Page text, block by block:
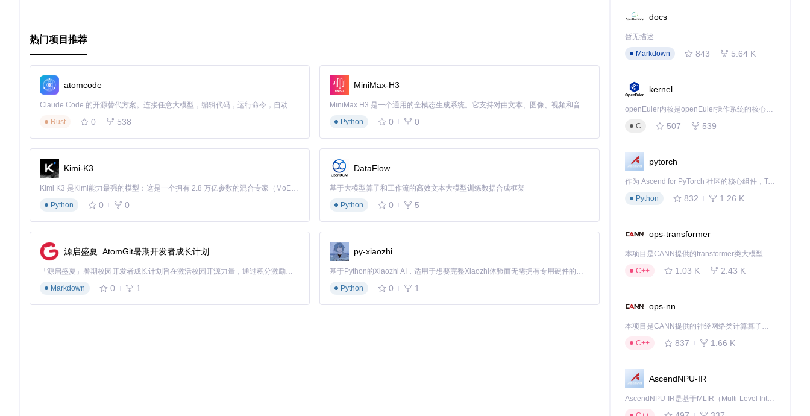
热门项目推荐
atomcode
Claude Code 的开源替代方案。连接任意大模型，编辑代码，运行命令，自动验证 — 全自动执行。用 Rust 构建，极致性能。 ｜ An open-source alternative to Claude Code. Connect any LLM, edit code, run commands, and verify changes — autonomously. Built in Rust for speed. Get Started
Rust
0 538
MiniMax-H3
MiniMax H3 是一个通用的全模态生成系统。它支持对由文本、图像、视频和音频组成的多模态上下文进行统一理解，并能生成分辨率高达 2K、时长可达 15 秒的带原生立体声音频的视频。得益于面向任务泛化的系统设计，H3 在预训练阶段就已具备广泛的多模态上下文理解与生成能力，能够出色地执行复杂的多模态指令。
Python
0 0
Kimi-K3
Kimi K3 是Kimi能力最强的模型：这是一个拥有 2.8 万亿参数的混合专家（MoE）模型，具备原生视觉理解能力，并支持 100 万 token 的上下文窗口。
Python
0 0
DataFlow
基于大模型算子和工作流的高效文本大模型训练数据合成框架
Python
0 5
源启盛夏_AtomGit暑期开发者成长计划
「源启盛夏」暑期校园开发者成长计划旨在激活校园开源力量，通过积分激励、认证扶持、资源倾斜等形式，引导高校组织和开发者完成「入驻 — 建项目 — 做贡献 — 获认证 — 得资源」的完整闭环。无论你是想带领社团入驻平台的组织者，还是希望用代码贡献证明自己的开发者，都能在这里找到属于你的成长路径。
Markdown
0 1
py-xiaozhi
基于Python的Xiaozhi AI，适用于想要完整Xiaozhi体验而无需拥有专用硬件的用户。
Python
0 1
docs
暂无描述
Markdown
843 5.64 K
kernel
openEuler内核是openEuler操作系统的核心，既是系统性能与稳定性的基石，也是连接处理器、设备与服务的桥梁。
C
507 539
pytorch
作为 Ascend for PyTorch 社区的核心组件，TorchNPU 是昇腾专为 PyTorch 打造的深度学习适配插件，使 PyTorch 框架能够直接调用昇腾 NPU，为开发者提供昇腾 AI 处理器的超强算力。
Python
832 1.26 K
ops-transformer
本项目是CANN提供的transformer类大模型算子库，实现网络在NPU上加速计算。
C++
1.03 K 2.43 K
ops-nn
本项目是CANN提供的神经网络类计算算子库，实现网络在NPU上加速计算。
C++
837 1.66 K
AscendNPU-IR
AscendNPU-IR是基于MLIR（Multi-Level Intermediate Representation）构建的，面向昇腾亲和算子编译时使用的中间表示，提供昇腾完备表达能力，通过编译优化提升昇腾AI处理器计算效率，支持通过生态框架使能昇腾AI处理器与深度调优